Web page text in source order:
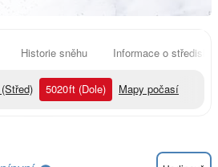
Historie sněhu Informace o středisku
(Střed) 5020ft (Dole) Mapy počasí